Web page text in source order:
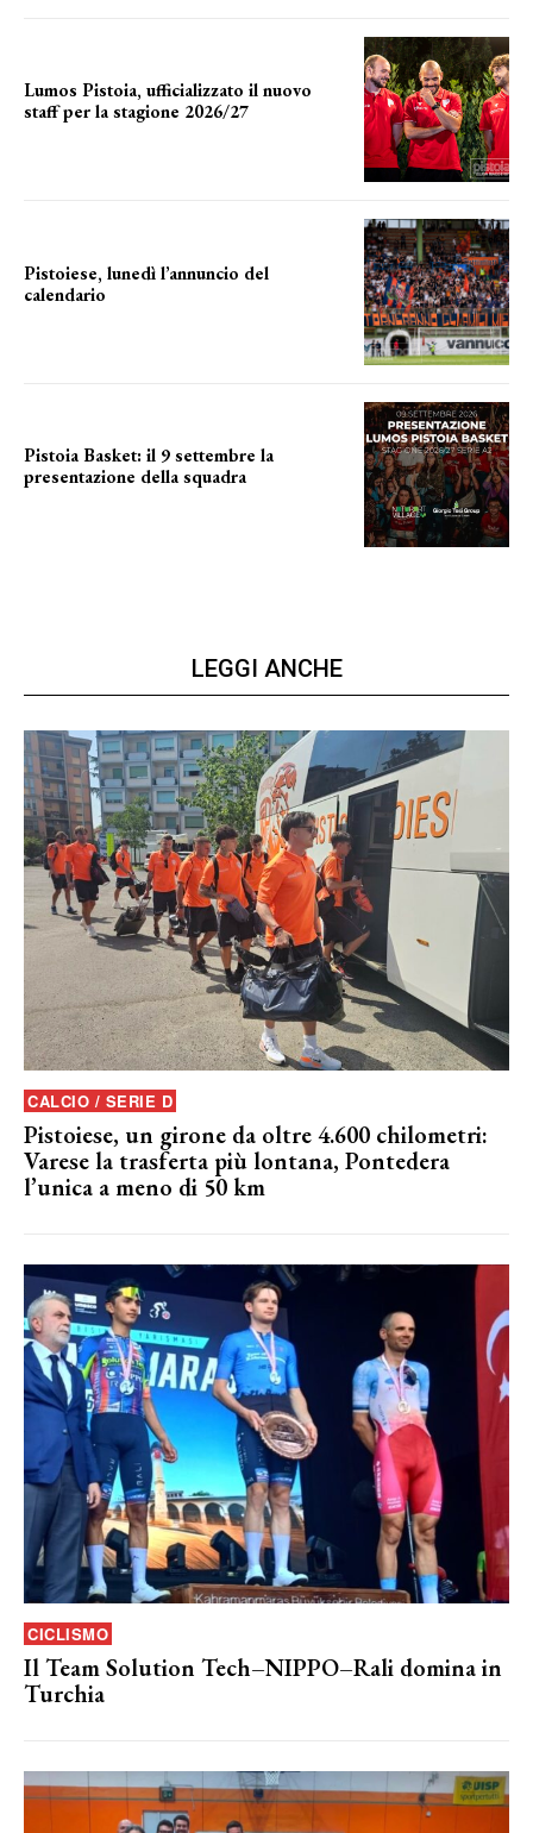
Lumos Pistoia, ufficializzato il nuovo
staff per la stagione 2026/27
Pistoiese, lunedì l’annuncio del
calendario
Pistoia Basket: il 9 settembre la
presentazione della squadra
LEGGI ANCHE
CALCIO / SERIE D
Pistoiese, un girone da oltre 4.600 chilometri:
Varese la trasferta più lontana, Pontedera
l’unica a meno di 50 km
CICLISMO
Il Team Solution Tech–NIPPO–Rali domina in
Turchia